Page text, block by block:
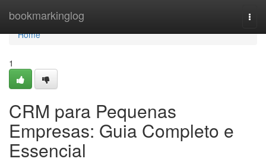
bookmarkinglog
Home
Home
1
CRM para Pequenas
Empresas: Guia Completo e
Essencial